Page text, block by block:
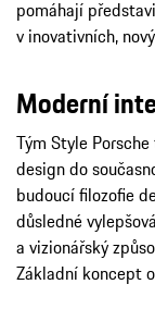
pomáhají
v inovativních,
Moderní
Tým Style
design do
budoucí filozofie
důsledné
a vizionářský
Základní koncept